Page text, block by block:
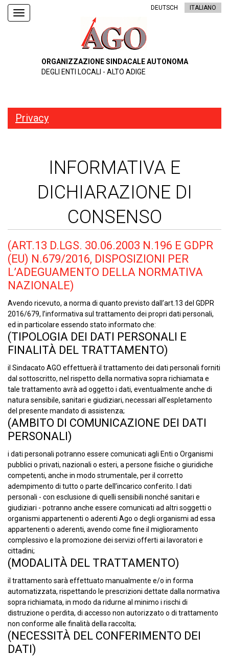
Toggle
DEUTSCH ITALIANO
ORGANIZZAZIONE SINDACALE AUTONOMA
DEGLI ENTI LOCALI - ALTO ADIGE
Privacy
INFORMATIVA E
DICHIARAZIONE DI
CONSENSO
(ART.13 D.LGS. 30.06.2003 N.196 E GDPR
(EU) N.679/2016, DISPOSIZIONI PER
L’ADEGUAMENTO DELLA NORMATIVA
NAZIONALE)
Avendo ricevuto, a norma di quanto previsto dall’art.13 del GDPR
2016/679, l’informativa sul trattamento dei propri dati personali,
ed in particolare essendo stato informato che:
(TIPOLOGIA DEI DATI PERSONALI E
FINALITÀ DEL TRATTAMENTO)
il Sindacato AGO effettuerà il trattamento dei dati personali forniti
dal sottoscritto, nel rispetto della normativa sopra richiamata e
tale trattamento avrà ad oggetto i dati, eventualmente anche di
natura sensibile, sanitari e giudiziari, necessari all’espletamento
del presente mandato di assistenza;
(AMBITO DI COMUNICAZIONE DEI DATI
PERSONALI)
i dati personali potranno essere comunicati agli Enti o Organismi
pubblici o privati, nazionali o esteri, a persone fisiche o giuridiche
competenti, anche in modo strumentale, per il corretto
adempimento di tutto o parte dell’incarico conferito. I dati
personali - con esclusione di quelli sensibili nonché sanitari e
giudiziari - potranno anche essere comunicati ad altri soggetti o
organismi appartenenti o aderenti Ago o degli organismi ad essa
appartenenti o aderenti, avendo come fine il miglioramento
complessivo e la promozione dei servizi offerti ai lavoratori e
cittadini;
(MODALITÀ DEL TRATTAMENTO)
il trattamento sarà effettuato manualmente e/o in forma
automatizzata, rispettando le prescrizioni dettate dalla normativa
sopra richiamata, in modo da ridurne al minimo i rischi di
distruzione o perdita, di accesso non autorizzato o di trattamento
non conforme alle finalità della raccolta;
(NECESSITÀ DEL CONFERIMENTO DEI
DATI)